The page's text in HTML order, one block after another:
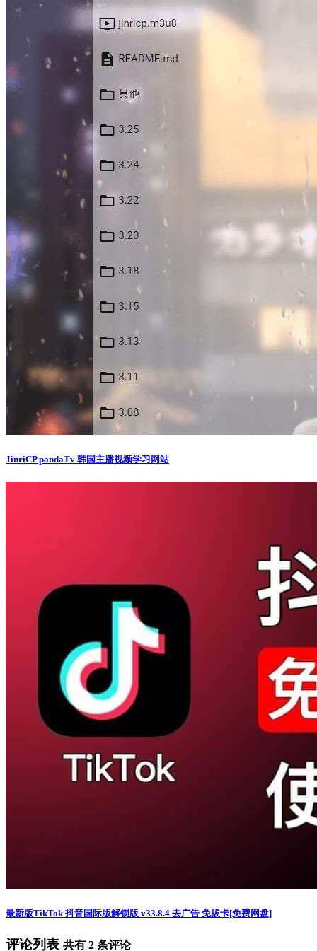
JinriCP pandaTv 韩国主播视频学习网站
最新版TikTok 抖音国际版解锁版 v33.8.4 去广告 免拔卡[免费网盘]
评论列表 共有 2 条评论